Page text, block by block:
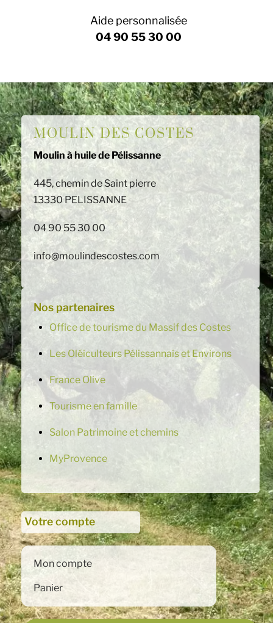
Aide personnalisée
04 90 55 30 00
MOULIN DES COSTES
Moulin à huile de Pélissanne
445, chemin de Saint pierre
13330 PELISSANNE
04 90 55 30 00
info@moulindescostes.com
Nos partenaires
Office de tourisme du Massif des Costes
Les Oléiculteurs Pélissannais et Environs
France Olive
Tourisme en famille
Salon Patrimoine et chemins
MyProvence
Votre compte
Mon compte
Panier